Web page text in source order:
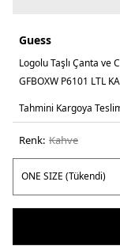
Guess
Logolu Taşlı Çanta ve
GFBOXW P6101 LTL
Tahmini Kargoya
Renk: kahve